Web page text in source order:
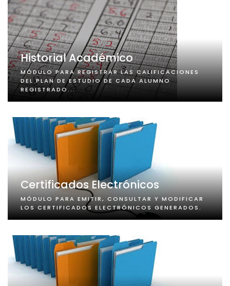
Historial Académico
MÓDULO PARA REGISTRAR LAS CALIFICACIONES
DEL PLAN DE ESTUDIO DE CADA ALUMNO
REGISTRADO...
Certificados Electrónicos
MÓDULO PARA EMITIR, CONSULTAR Y MODIFICAR
LOS CERTIFICADOS ELECTRÓNICOS GENERADOS.